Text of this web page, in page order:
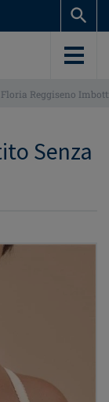
Floria Reggiseno
Senza